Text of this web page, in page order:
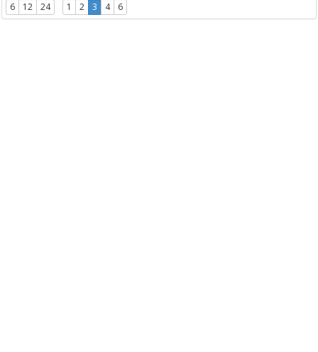
6 12 24 1 2 3 4 6